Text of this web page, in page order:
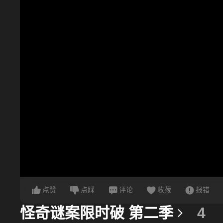
点赞 点踩 评论 收藏 报错
怪奇谜案限时破 第二季 更多信息
4